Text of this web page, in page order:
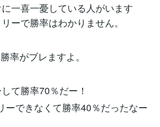
一喜一憂している人がいます
ーで勝率はわかりません。
率がブレますよ。
て勝率70％だー！
できなくて勝率40％だったなー